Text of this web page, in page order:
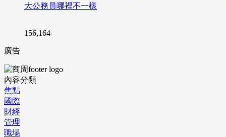
大公務員哪裡不一樣
156,164
廣告
內容分類
焦點
國際
財經
管理
職場